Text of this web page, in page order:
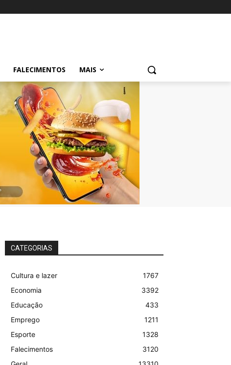
FALECIMENTOS MAIS
CATEGORIAS
Cultura e lazer
1767
Economia
3392
Educação
433
Emprego
1211
Esporte
1328
Falecimentos
3120